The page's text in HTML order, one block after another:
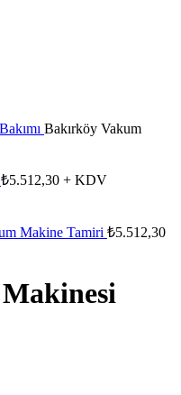
Bakırköy Vakum
₺5.512,30 + KDV
Makine Tamiri ₺5.512,30